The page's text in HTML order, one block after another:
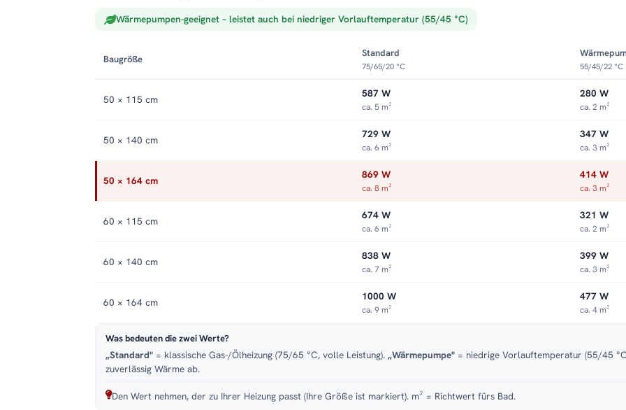
Wärmepumpen-geeignet – leistet auch bei niedriger Vorlauftemperatur (55/45 °C)
Baugröße
Standard
75/65/20 °C 55/45/22 °C
50 × 115 cm 587 W
ca. 5 m²
280 W
ca. 2 m²
50 × 140 cm 729 W
ca. 6 m²
347 W
ca. 3 m²
50 × 164 cm 869 W
ca. 8 m²
414 W
ca. 3 m²
60 × 115 cm 674 W
ca. 6 m²
321 W
ca. 2 m²
60 × 140 cm 838 W
ca. 7 m²
399 W
ca. 3 m²
60 × 164 cm 1000 W
ca. 9 m²
477 W
ca. 4 m²
Was bedeuten die zwei Werte?
„Standard" = klassische Gas-/Ölheizung (75/65 °C, volle Leistung). „Wärmepumpe" = niedrige Vorlauftemperatur (55/45
zuverlässig Wärme ab.
Den Wert nehmen, der zu Ihrer Heizung passt (Ihre Größe ist markiert). m² = Richtwert fürs Bad.